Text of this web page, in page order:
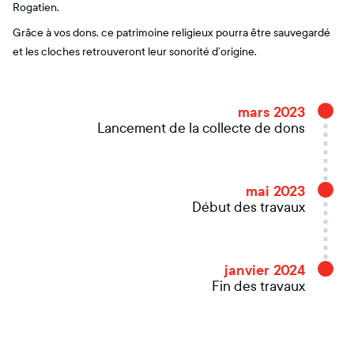
Rogatien.
Grâce à vos dons, ce patrimoine religieux pourra être sauvegardé
et les cloches retrouveront leur sonorité d’origine.
mars 2023
Lancement de la collecte de dons
mai 2023
Début des travaux
janvier 2024
Fin des travaux